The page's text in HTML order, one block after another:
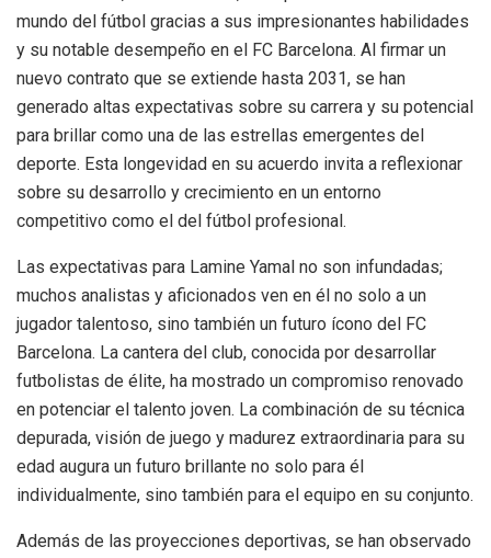
mundo del fútbol gracias a sus impresionantes habilidades
y su notable desempeño en el FC Barcelona. Al firmar un
nuevo contrato que se extiende hasta 2031, se han
generado altas expectativas sobre su carrera y su potencial
para brillar como una de las estrellas emergentes del
deporte. Esta longevidad en su acuerdo invita a reflexionar
sobre su desarrollo y crecimiento en un entorno
competitivo como el del fútbol profesional.
Las expectativas para Lamine Yamal no son infundadas;
muchos analistas y aficionados ven en él no solo a un
jugador talentoso, sino también un futuro ícono del FC
Barcelona. La cantera del club, conocida por desarrollar
futbolistas de élite, ha mostrado un compromiso renovado
en potenciar el talento joven. La combinación de su técnica
depurada, visión de juego y madurez extraordinaria para su
edad augura un futuro brillante no solo para él
individualmente, sino también para el equipo en su conjunto.
Además de las proyecciones deportivas, se han observado